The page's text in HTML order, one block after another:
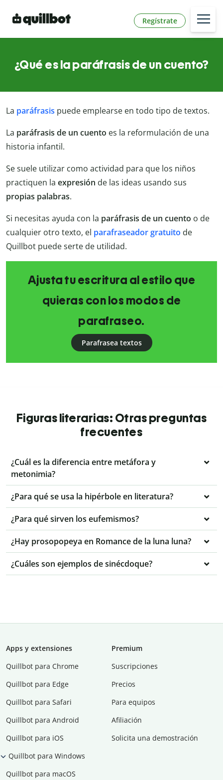
Regístrate
¿Qué es la paráfrasis de un cuento?
La paráfrasis puede emplearse en todo tipo de textos.
La paráfrasis de un cuento es la reformulación de una
historia infantil.
Se suele utilizar como actividad para que los niños
practiquen la expresión de las ideas usando sus
propias palabras.
Si necesitas ayuda con la paráfrasis de un cuento o de
cualquier otro texto, el parafraseador gratuito de
Quillbot puede serte de utilidad.
Ajusta tu escritura al estilo que
quieras con los modos de
parafraseo.
Parafrasea textos
Figuras literarias: Otras preguntas
frecuentes
¿Cuál es la diferencia entre metáfora y
metonimia?
¿Para qué se usa la hipérbole en literatura?
¿Para qué sirven los eufemismos?
¿Hay prosopopeya en Romance de la luna luna?
¿Cuáles son ejemplos de sinécdoque?
Apps y extensiones
Quillbot para Chrome
Quillbot para Edge
Quillbot para Safari
Quillbot para Android
Quillbot para iOS
Quillbot para Windows
Quillbot para macOS
Premium
Suscripciones
Precios
Para equipos
Afiliación
Solicita una demostración